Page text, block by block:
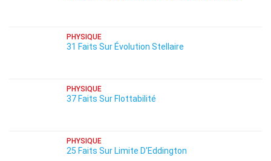
PHYSIQUE
31 Faits Sur Évolution Stellaire
PHYSIQUE
37 Faits Sur Flottabilité
PHYSIQUE
25 Faits Sur Limite D'Eddington